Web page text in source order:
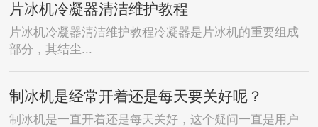
片冰机冷凝器清洁维护教程
片冰机冷凝器清洁维护教程冷凝器是片冰机的重要组成
部分，其结尘...
制冰机是经常开着还是每天要关好呢？
制冰机是一直开着还是每天关好，这个疑问一直是用户